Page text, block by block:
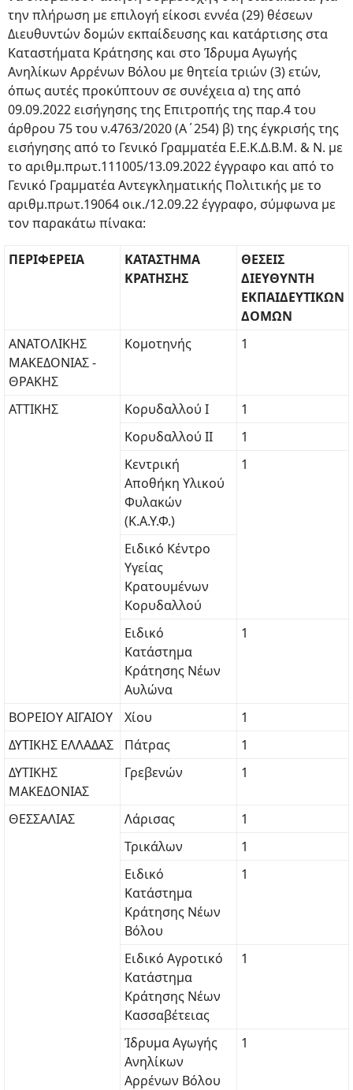
την πλήρωση με επιλογή είκοσι εννέα (29) θέσεων
Διευθυντών δομών εκπαίδευσης και κατάρτισης στα
Καταστήματα Κράτησης και στο Ίδρυμα Αγωγής
Ανηλίκων Αρρένων Βόλου με θητεία τριών (3) ετών,
όπως αυτές προκύπτουν σε συνέχεια α) της από
09.09.2022 εισήγησης της Επιτροπής της παρ.4 του
άρθρου 75 του ν.4763/2020 (Α΄254) β) της έγκρισής της
εισήγησης από το Γενικό Γραμματέα Ε.Ε.Κ.Δ.Β.Μ. & Ν. με
το αριθμ.πρωτ.111005/13.09.2022 έγγραφο και από το
Γενικό Γραμματέα Αντεγκληματικής Πολιτικής με το
αριθμ.πρωτ.19064 οικ./12.09.22 έγγραφο, σύμφωνα με
τον παρακάτω πίνακα:
ΠΕΡΙΦΕΡΕΙΑ
ΚΑΤΑΣΤΗΜΑ
ΚΡΑΤΗΣΗΣ
ΘΕΣΕΙΣ
ΔΙΕΥΘΥΝΤΗ
ΕΚΠΑΙΔΕΥΤΙΚΩΝ
ΔΟΜΩΝ
ΑΝΑΤΟΛΙΚΗΣ
ΜΑΚΕΔΟΝΙΑΣ -
ΘΡΑΚΗΣ
Κομοτηνής 1
ΑΤΤΙΚΗΣ Κορυδαλλού Ι
1
Κορυδαλλού ΙΙ
1
Κεντρική
Αποθήκη Υλικού
Φυλακών
(Κ.Α.Υ.Φ.)
1
Ειδικό Κέντρο
Υγείας
Κρατουμένων
Κορυδαλλού
Ειδικό
Κατάστημα
Κράτησης Νέων
Αυλώνα
1
ΒΟΡΕΙΟΥ ΑΙΓΑΙΟΥ Χίου
1
ΔΥΤΙΚΗΣ ΕΛΛΑΔΑΣ
Πάτρας
1
ΔΥΤΙΚΗΣ
ΜΑΚΕΔΟΝΙΑΣ
Γρεβενών 1
ΘΕΣΣΑΛΙΑΣ Λάρισας
1
Τρικάλων
1
Ειδικό
Κατάστημα
Κράτησης Νέων
Βόλου
1
Ειδικό Αγροτικό
Κατάστημα
Κράτησης Νέων
Κασσαβέτειας
1
Ίδρυμα Αγωγής
Ανηλίκων
Αρρένων Βόλου
1